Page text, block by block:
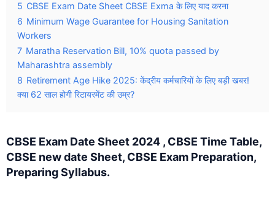
5 CBSE Exam Date Sheet CBSE Exma के लिए याद करना
6 Minimum Wage Guarantee for Housing Sanitation
Workers
7 Maratha Reservation Bill, 10% quota passed by
Maharashtra assembly
8 Retirement Age Hike 2025: केंद्रीय कर्मचारियों के लिए बड़ी खबर!
क्या 62 साल होगी रिटायरमेंट की उम्र?
CBSE Exam Date Sheet 2024 , CBSE Time Table,
CBSE new date Sheet, CBSE Exam Preparation,
Preparing Syllabus.